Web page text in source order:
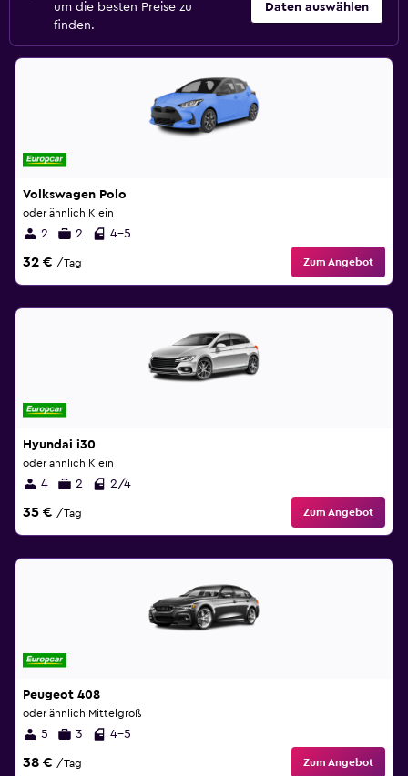
um die besten Preise zu
finden.
Daten auswählen
Volkswagen Polo
oder ähnlich Klein
2 2 4-5
32 € /Tag Zum Angebot
Hyundai i30
oder ähnlich Klein
4 2 2/4
35 € /Tag Zum Angebot
Peugeot 408
oder ähnlich Mittelgroß
5 3 4-5
38 € /Tag Zum Angebot